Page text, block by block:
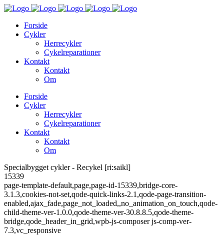
Forside
Cykler
Herrecykler
Cykelreparationer
Kontakt
Kontakt
Om
Forside
Cykler
Herrecykler
Cykelreparationer
Kontakt
Kontakt
Om
Specialbygget cykler - Recykel [ri:saikl]
15339
page-template-default,page,page-id-15339,bridge-core-
3.1.3,cookies-not-set,qode-quick-links-2.1,qode-page-transition-
enabled,ajax_fade,page_not_loaded,,no_animation_on_touch,qode-
child-theme-ver-1.0.0,qode-theme-ver-30.8.8.5,qode-theme-
bridge,qode_header_in_grid,wpb-js-composer js-comp-ver-
7.3,vc_responsive